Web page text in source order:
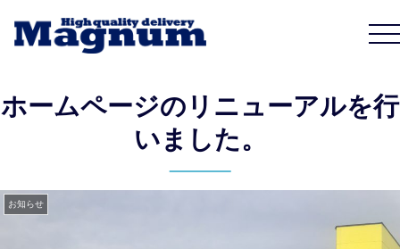
ホームページのリニューアルを行
いました。
お知らせ